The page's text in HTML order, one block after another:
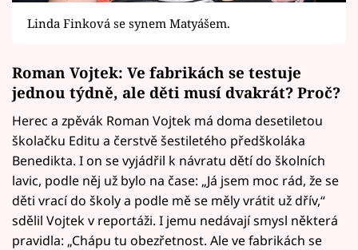
Linda Finková se synem Matyášem.
Roman Vojtek: Ve fabrikách se testuje
jednou týdně, ale děti musí dvakrát? Proč?
Herec a zpěvák Roman Vojtek má doma desetiletou
školačku Editu a čerstvě šestiletého předškoláka
Benedikta. I on se vyjádřil k návratu dětí do školních
lavic, podle něj už bylo na čase: „Já jsem moc rád, že se
děti vrací do školy a podle mě se měly vrátit už dřív,“
sdělil Vojtek v reportáži. I jemu nedávají smysl některá
pravidla: „Chápu tu obezřetnost. Ale ve fabrikách se